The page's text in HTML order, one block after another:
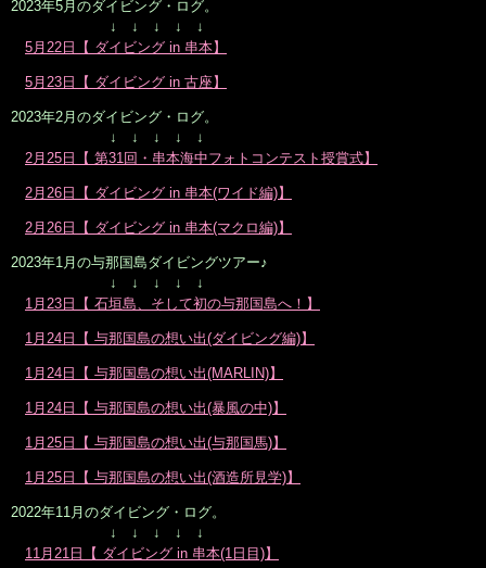
2023年5月のダイビング・ログ。
↓ ↓ ↓ ↓ ↓
5月22日【 ダイビング in 串本】
5月23日【 ダイビング in 古座】
2023年2月のダイビング・ログ。
↓ ↓ ↓ ↓ ↓
2月25日【 第31回・串本海中フォトコンテスト授賞式】
2月26日【 ダイビング in 串本(ワイド編)】
2月26日【 ダイビング in 串本(マクロ編)】
2023年1月の与那国島ダイビングツアー♪
↓ ↓ ↓ ↓ ↓
1月23日【 石垣島、そして初の与那国島へ！】
1月24日【 与那国島の想い出(ダイビング編)】
1月24日【 与那国島の想い出(MARLIN)】
1月24日【 与那国島の想い出(暴風の中)】
1月25日【 与那国島の想い出(与那国馬)】
1月25日【 与那国島の想い出(酒造所見学)】
2022年11月のダイビング・ログ。
↓ ↓ ↓ ↓ ↓
11月21日【 ダイビング in 串本(1日目)】